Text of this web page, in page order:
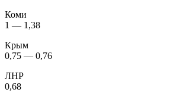
Коми
1 — 1,38
Крым
0,75 — 0,76
ЛНР
0,68